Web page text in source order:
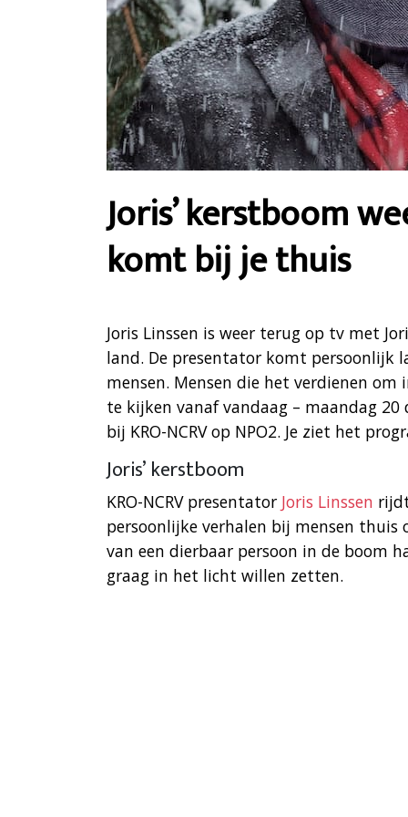
Joris’ kerstboom
komt bij je thuis
Joris Linssen is weer terug op tv met
land. De presentator komt persoonlijk
mensen. Mensen die het verdienen
te kijken vanaf vandaag – maandag
bij KRO-NCRV op NPO2. Je ziet het
Joris’ kerstboom
KRO-NCRV presentator Joris Linssen
persoonlijke verhalen bij mensen thuis
van een dierbaar persoon in de boom
graag in het licht willen zetten.